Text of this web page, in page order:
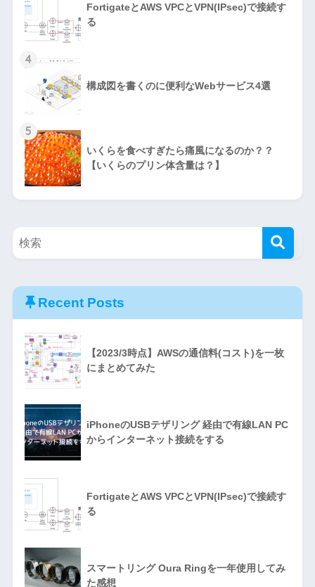
FortigateとAWS VPCとVPN(IPsec)で接続す
る
4
構成図を書くのに便利なWebサービス4選
5
いくらを食べすぎたら痛風になるのか？？
【いくらのプリン体含量は？】
Recent Posts
【2023/3時点】AWSの通信料(コスト)を一枚
にまとめてみた
iPhoneのUSBテザリング 経由で有線LAN PC
からインターネット接続をする
FortigateとAWS VPCとVPN(IPsec)で接続す
る
スマートリング Oura Ringを一年使用してみ
た感想